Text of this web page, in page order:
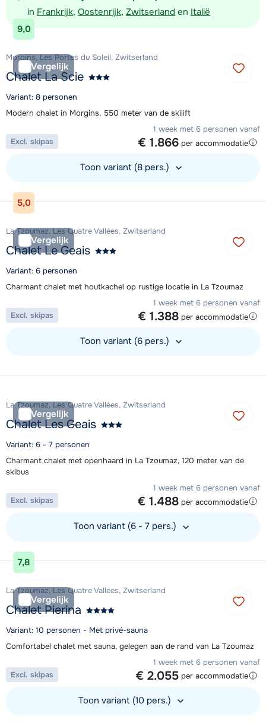
in Frankrijk, Oostenrijk, Zwitserland en Italië
9,0
Vergelijk
Morgins, Les Portes du Soleil, Zwitserland
Chalet La Scie
Variant: 8 personen
Modern chalet in Morgins, 550 meter van de skilift
1 week met 6 personen vanaf
€ 1.866 per accommodatie
Excl. skipas
Toon variant (8 pers.)
Bekijk accommodatie
5,0
Vergelijk
La Tzoumaz, Les Quatre Vallées, Zwitserland
Chalet Le Geais
Variant: 6 personen
Charmant chalet met houtkachel op rustige locatie in La Tzoumaz
1 week met 6 personen vanaf
€ 1.388 per accommodatie
Excl. skipas
Toon variant (6 pers.)
Vergelijk
La Tzoumaz, Les Quatre Vallées, Zwitserland
Chalet Les Geais
Variant: 6 - 7 personen
Charmant chalet met openhaard in La Tzoumaz, 120 meter van de
skibus
1 week met 6 personen vanaf
€ 1.488 per accommodatie
Excl. skipas
Toon variant (6 - 7 pers.)
Bekijk accommodatie
7,8
Vergelijk
La Tzoumaz, Les Quatre Vallées, Zwitserland
Chalet Pierina
Variant: 10 personen - Met privé-sauna
Comfortabel chalet met sauna, gelegen aan de rand van La Tzoumaz
1 week met 6 personen vanaf
€ 2.055 per accommodatie
Excl. skipas
Toon variant (10 pers.)